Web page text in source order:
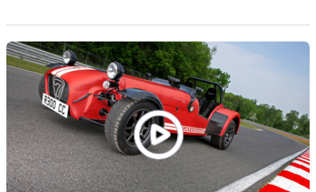
esprits, il fallait sortir la grosse artillerie, ce que l'on fait de
plus proche d'une voiture de course avec des plaques
d'immatriculation : la Caterham 485 R.